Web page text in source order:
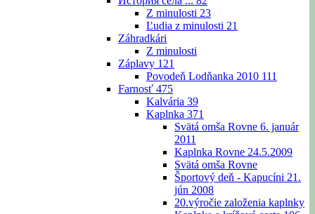
Z minulosti 23
Ľudia z minulosti 21
Záhradkári
Z minulosti
Záplavy 121
Povodeň Lodňanka 2010 111
Farnosť 475
Kalvária 39
Kaplnka 371
Svätá omša Rovne 6. január
2011
Kaplnka Rovne 24.5.2009
Svätá omša Rovne
Športový deň - Kapucíni 21.
jún 2008
20.výročie založenia kaplnky